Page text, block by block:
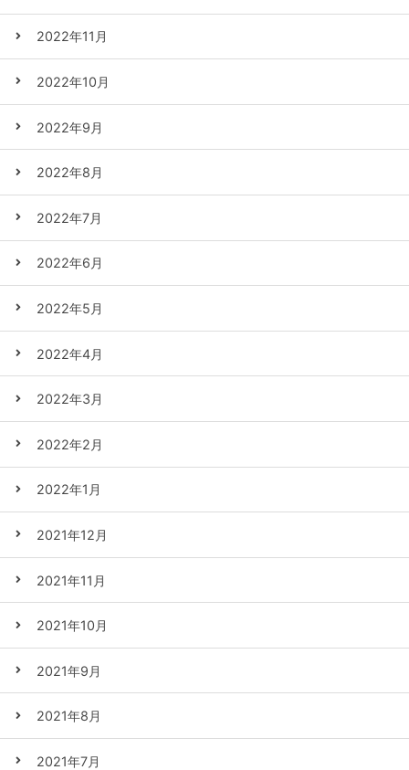
2022年11月
2022年10月
2022年9月
2022年8月
2022年7月
2022年6月
2022年5月
2022年4月
2022年3月
2022年2月
2022年1月
2021年12月
2021年11月
2021年10月
2021年9月
2021年8月
2021年7月